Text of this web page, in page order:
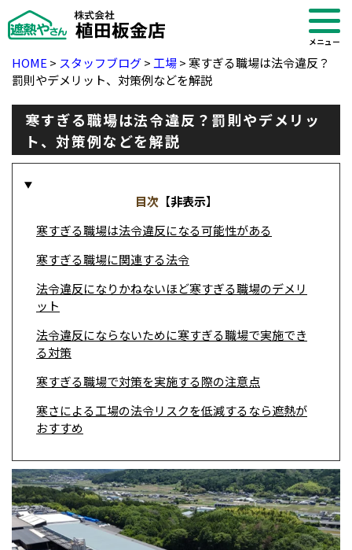
・ブログ
メニュー
HOME > スタッフブログ> 工場> 寒すぎる職場は法令違反？
罰則やデメリット、対策例などを解説
寒すぎる職場は法令違反？罰則やデメリッ
ト、対策例などを解説
目次【非表示】
寒すぎる職場は法令違反になる可能性がある
寒すぎる職場に関連する法令
法令違反になりかねないほど寒すぎる職場のデメリ
ット
法令違反にならないために寒すぎる職場で実施でき
る対策
寒すぎる職場で対策を実施する際の注意点
寒さによる工場の法令リスクを低減するなら遮熱が
おすすめ